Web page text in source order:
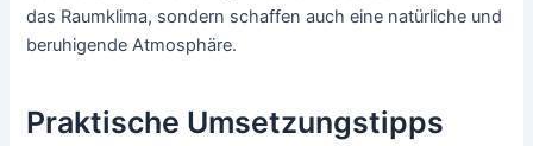
das Raumklima, sondern schaffen auch eine natürliche und
beruhigende Atmosphäre.
Praktische Umsetzungstipps